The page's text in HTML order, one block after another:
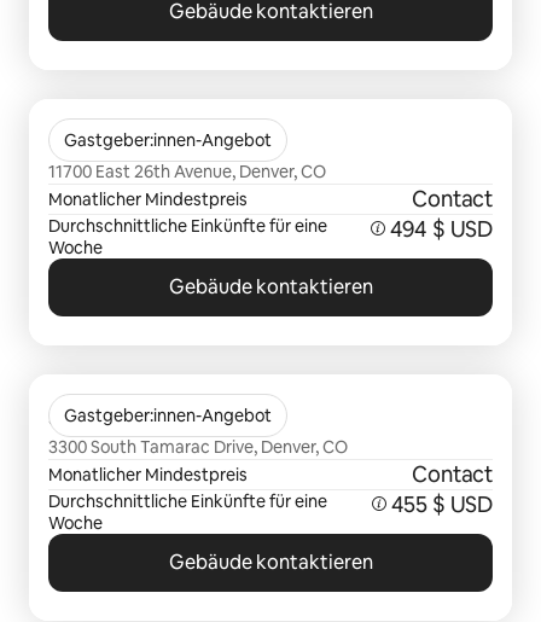
Gebäude kontaktieren
Gastgeber:innen-Angebot
Circa Fitzsimons
11700 East 26th Avenue, Denver, CO
Monatlicher Mindestpreis
Contact
Durchschnittliche Einkünfte für eine
Woche
494 $ USD
Gebäude kontaktieren
Gastgeber:innen-Angebot
3300 Tamarac
3300 South Tamarac Drive, Denver, CO
Monatlicher Mindestpreis
Contact
Durchschnittliche Einkünfte für eine
Woche
455 $ USD
Gebäude kontaktieren